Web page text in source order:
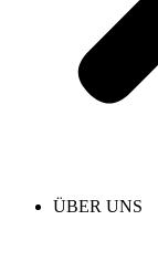
ÜBER UNS